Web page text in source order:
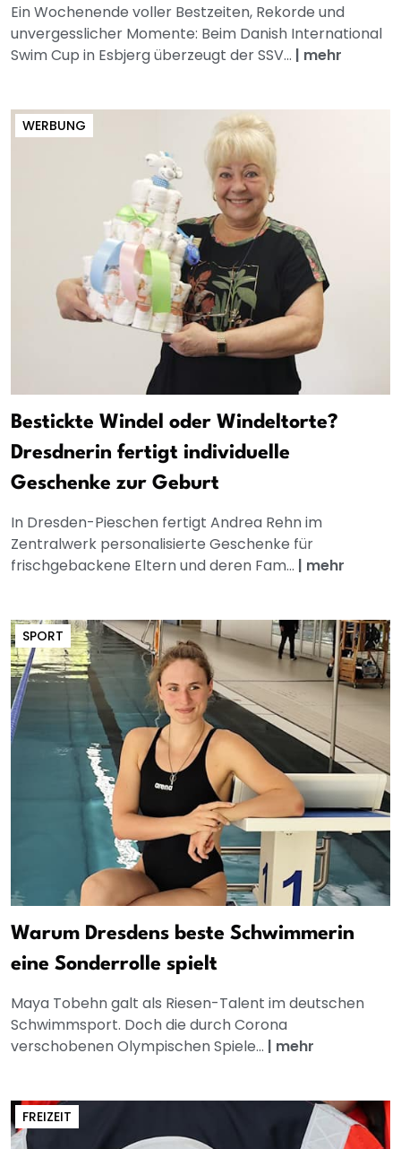
Ein Wochenende voller Bestzeiten, Rekorde und
unvergesslicher Momente: Beim Danish International
Swim Cup in Esbjerg überzeugt der SSV... | mehr
WERBUNG
Bestickte Windel oder Windeltorte?
Dresdnerin fertigt individuelle
Geschenke zur Geburt
In Dresden-Pieschen fertigt Andrea Rehn im
Zentralwerk personalisierte Geschenke für
frischgebackene Eltern und deren Fam... | mehr
SPORT
Warum Dresdens beste Schwimmerin
eine Sonderrolle spielt
Maya Tobehn galt als Riesen-Talent im deutschen
Schwimmsport. Doch die durch Corona
verschobenen Olympischen Spiele... | mehr
FREIZEIT